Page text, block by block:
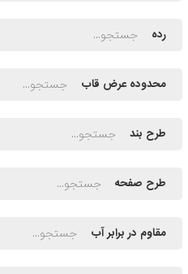
رده
محدوده عرض قاب
طرح بند
طرح صفحه
مقاوم در برابر آب